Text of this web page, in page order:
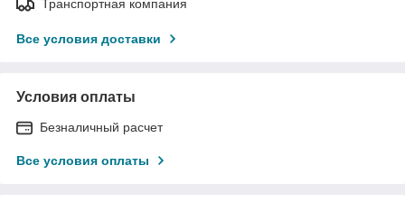
Транспортная компания
Все условия доставки
Условия оплаты
Безналичный расчет
Все условия оплаты